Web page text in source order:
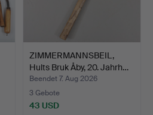
ZIMMERMANNSBEIL,
Hults Bruk Åby, 20. Jahrh…
Beendet 7. Aug 2026
3 Gebote
43 USD